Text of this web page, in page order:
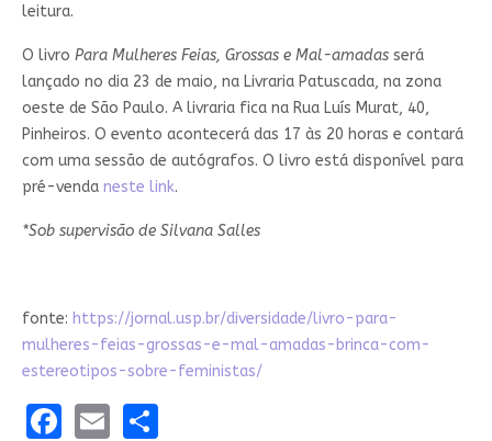
leitura.
O livro Para Mulheres Feias, Grossas e Mal-amadasserá
lançado no dia 23 de maio, na Livraria Patuscada, na zona
oeste de São Paulo. A livraria fica na Rua Luís Murat, 40,
Pinheiros. O evento acontecerá das 17 às 20 horas e contará
com uma sessão de autógrafos. O livro está disponível para
pré-venda neste link.
*Sob supervisão de Silvana Salles
fonte: https://jornal.usp.br/diversidade/livro-para-
mulheres-feias-grossas-e-mal-amadas-brinca-com-
estereotipos-sobre-feministas/
Facebook
EmailShare